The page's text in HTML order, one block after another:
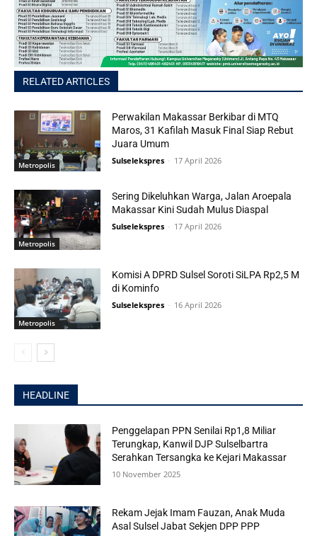
RELATED ARTICLES
Metropolis
Perwakilan Makassar Berkibar di MTQ
Maros, 31 Kafilah Masuk Final Siap Rebut
Juara Umum
Sulselekspres - 17 April 2026
Metropolis
Sering Dikeluhkan Warga, Jalan Aroepala
Makassar Kini Sudah Mulus Diaspal
Sulselekspres - 17 April 2026
Metropolis
Komisi A DPRD Sulsel Soroti SiLPA Rp2,5 M
di Kominfo
Sulselekspres - 16 April 2026
HEADLINE
Penggelapan PPN Senilai Rp1,8 Miliar
Terungkap, Kanwil DJP Sulselbartra
Serahkan Tersangka ke Kejari Makassar
10 November 2025
Rekam Jejak Imam Fauzan, Anak Muda
Asal Sulsel Jabat Sekjen DPP PPP